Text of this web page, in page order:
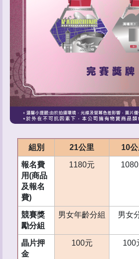
組別 21公里 10
報名費
用(商品
及報名
費)
1180元
競賽獎
勵分組
男女年齡分組 男女
晶片押
金
100元 100